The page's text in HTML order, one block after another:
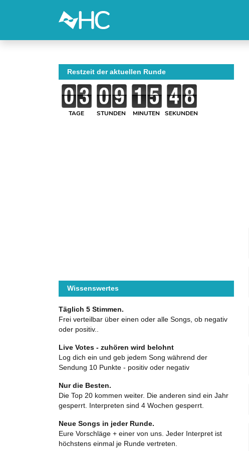
Restzeit der aktuellen Runde
TAGE STUNDEN MINUTEN SEKUNDEN
Wissenswertes
Täglich 5 Stimmen.
Frei verteilbar über einen oder alle Songs, ob negativ
oder positiv..
Live Votes - zuhören wird belohnt
Log dich ein und geb jedem Song während der
Sendung 10 Punkte - positiv oder negativ
Nur die Besten.
Die Top 20 kommen weiter. Die anderen sind ein Jahr
gesperrt. Interpreten sind 4 Wochen gesperrt.
Neue Songs in jeder Runde.
Eure Vorschläge + einer von uns. Jeder Interpret ist
höchstens einmal je Runde vertreten.